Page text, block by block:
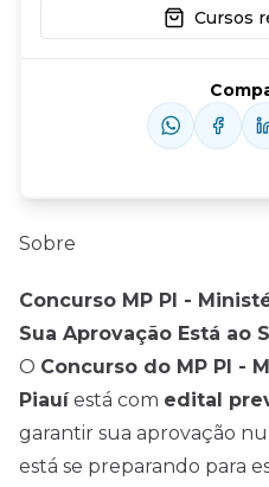
Sobre
Concurso MP PI -
Sua Aprovação Está ao
O Concurso do MP PI -
Piauíestá com edital
garantir sua aprovação
está se preparando para
Cursos